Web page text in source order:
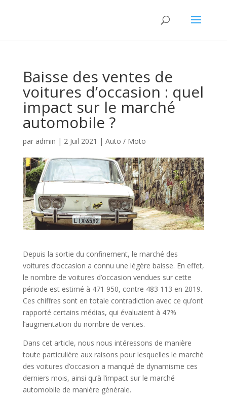
Baisse des ventes de
voitures d’occasion : quel
impact sur le marché
automobile ?
par admin | 2 Juil 2021 | Auto / Moto
Depuis la sortie du confinement, le marché des
voitures d’occasion a connu une légère baisse. En effet,
le nombre de voitures d’occasion vendues sur cette
période est estimé à 471 950, contre 483 113 en 2019.
Ces chiffres sont en totale contradiction avec ce qu’ont
rapporté certains médias, qui évaluaient à 47%
l’augmentation du nombre de ventes.
Dans cet article, nous nous intéressons de manière
toute particulière aux raisons pour lesquelles le marché
des voitures d’occasion a manqué de dynamisme ces
derniers mois, ainsi qu’à l’impact sur le marché
automobile de manière générale.